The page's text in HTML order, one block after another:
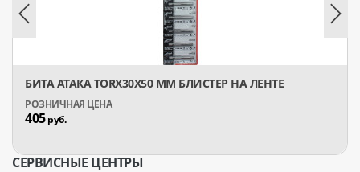
БИТА АТАКА TORX30X50 ММ БЛИСТЕР НА ЛЕНТЕ
405руб.
СЕРВИСНЫЕ ЦЕНТРЫ